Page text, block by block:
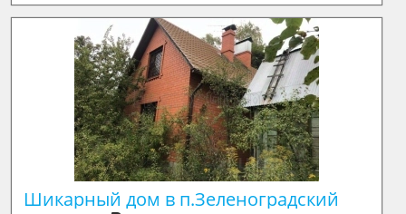
Шикарный дом в п.Зеленоградский